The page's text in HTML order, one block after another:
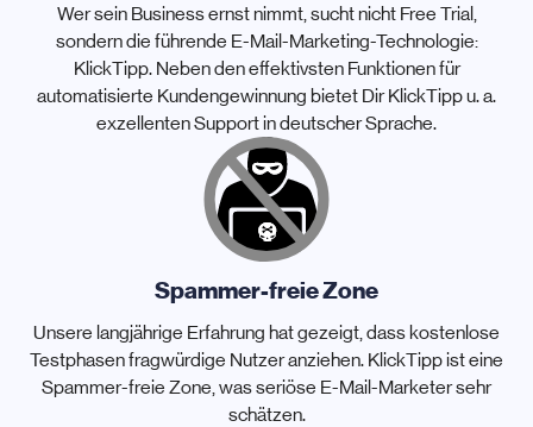
Wer sein Business ernst nimmt, sucht nicht Free Trial,
sondern die führende E-Mail-Marketing-Technologie:
KlickTipp. Neben den effektivsten Funktionen für
automatisierte Kundengewinnung bietet Dir KlickTipp u. a.
exzellenten Support in deutscher Sprache.
Spammer-freie Zone
Unsere langjährige Erfahrung hat gezeigt, dass kostenlose
Testphasen fragwürdige Nutzer anziehen. KlickTipp ist eine
Spammer-freie Zone, was seriöse E-Mail-Marketer sehr
schätzen.